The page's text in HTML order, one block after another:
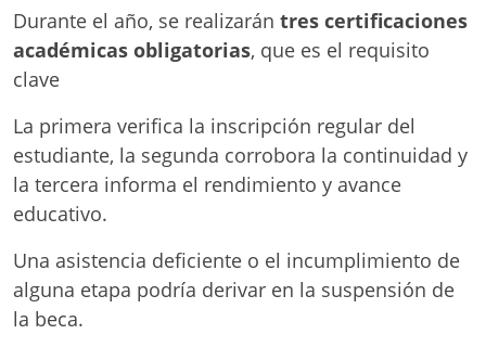
Durante el año, se realizarán tres certificaciones
académicas obligatorias, que es el requisito
clave
La primera verifica la inscripción regular del
estudiante, la segunda corrobora la continuidad y
la tercera informa el rendimiento y avance
educativo.
Una asistencia deficiente o el incumplimiento de
alguna etapa podría derivar en la suspensión de
la beca.